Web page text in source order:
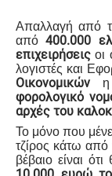
Απαλλαγή από
από400.000
επιχειρήσεις οι
λογιστές και
Οικονομικών η
φορολογικό
αρχές του
Το μόνο που
τζίρος κάτω
βέβαιο είναι